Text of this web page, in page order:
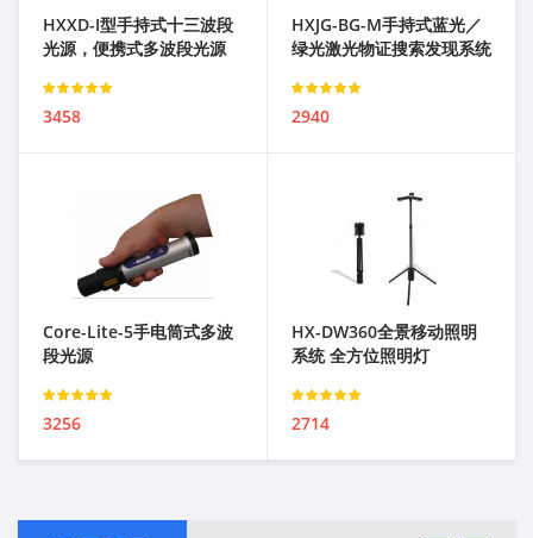
HXXD-I型手持式十三波段
光源，便携式多波段光源
Rated
3.00out of 5
3458
Core-Lite-5手电筒式多波
段光源
Rated
3.00out of 5
3256
HXJG-BG-M手持式蓝光／
绿光激光物证搜索发现系统
Rated
3.00out of 5
2940
HX-DW360全景移动照明
系统 全方位照明灯
Rated
3.00out of 5
2714